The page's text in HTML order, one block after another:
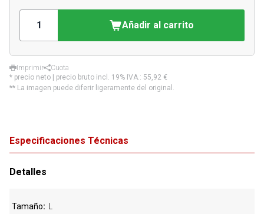
Añadir al carrito
Imprimir
Cuota
* precio neto | precio bruto incl. 19% IVA.: 55,92 €
** La imagen puede diferir ligeramente del original.
Especificaciones Técnicas
Detalles
Tamaño